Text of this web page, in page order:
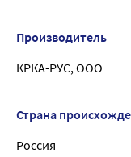
Производитель
КРКА-РУС, ООО
Страна
Россия